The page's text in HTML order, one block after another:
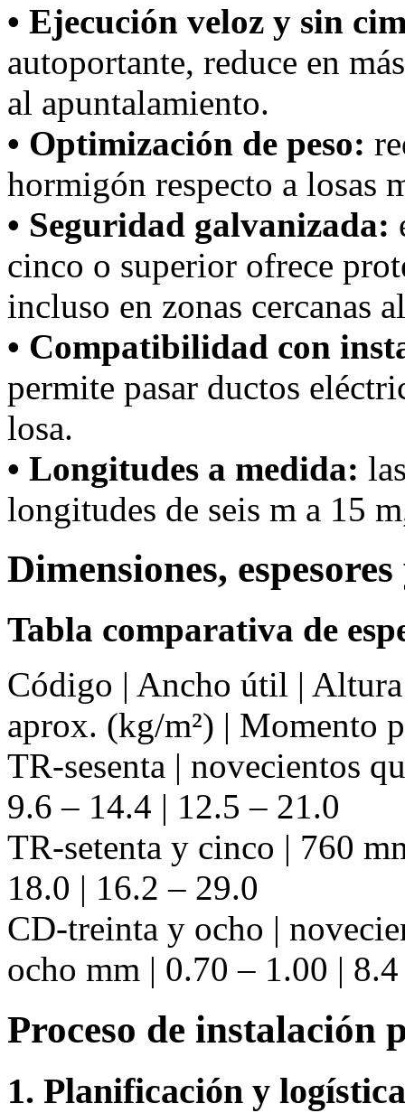
• Ejecución veloz y sin
autoportante, reduce en
al apuntalamiento.
• Optimización de peso:
hormigón respecto a losas
• Seguridad galvanizada:
cinco o superior ofrece
incluso en zonas cercanas
• Compatibilidad con
permite pasar ductos
losa.
• Longitudes a medida:
longitudes de seis m a 15
Dimensiones,
Tabla comparativa de
Código | Ancho útil |
aprox. (kg/m²) | Momento
TR-sesenta | novecientos
9.6 – 14.4 | 12.5 – 21.0
TR-setenta y cinco | 760
18.0 | 16.2 – 29.0
CD-treinta y ocho |
ocho mm | 0.70 – 1.00 |
Proceso de instalación
1. Planificación y